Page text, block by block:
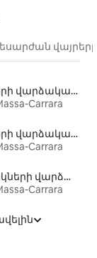
Հյուրատների վարձակալություն
Carrara
Ագարակների վարձակալություն
Carrara
Միկրոտնակների վարձակալություն
Carrara